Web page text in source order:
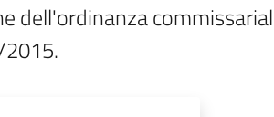
dell'ordinanza